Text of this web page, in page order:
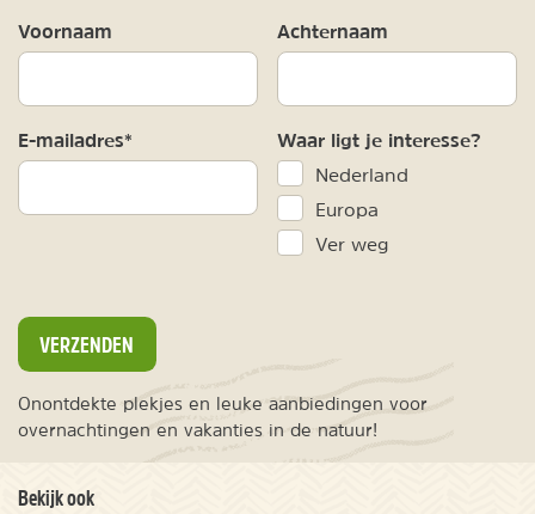
Voornaam Achternaam
E-mailadres* Waar ligt je interesse?
Nederland
Europa
Ver weg
VERZENDEN
Onontdekte plekjes en leuke aanbiedingen voor
overnachtingen en vakanties in de natuur!
Bekijk ook